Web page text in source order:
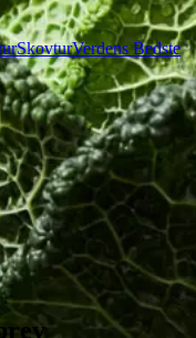
SkovturVerdens Bedste